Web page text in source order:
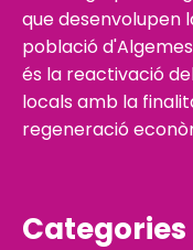
que desenvolupen
població
és la reactivació
locals amb la
regeneració
Categories